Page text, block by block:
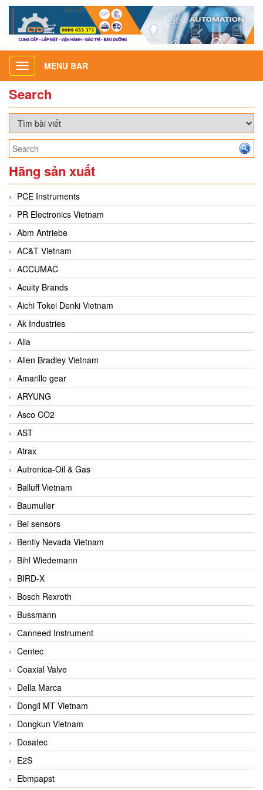
Toggle
navigation
MENU BAR
Search
Hãng sản xuất
PCE Instruments
PR Electronics Vietnam
Abm Antriebe
AC&T Vietnam
ACCUMAC
Acuity Brands
Aichi Tokei Denki Vietnam
Ak Industries
Alia
Allen Bradley Vietnam
Amarillo gear
ARYUNG
Asco CO2
AST
Atrax
Autronica-Oil & Gas
Balluff Vietnam
Baumuller
Bei sensors
Bently Nevada Vietnam
Bihl Wiedemann
BIRD-X
Bosch Rexroth
Bussmann
Canneed Instrument
Centec
Coaxial Valve
Della Marca
Dongil MT Vietnam
Dongkun Vietnam
Dosatec
E2S
Ebmpapst